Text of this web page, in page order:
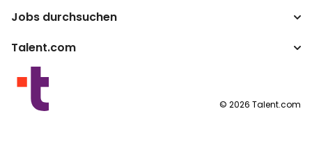
Lohnumrechner
Unternehmen
Jobs durchsuchen
Top-Suchanfragen
Nach Standort
By category
Talent.com
Mehr Länder
Nutzungsbedingungen
© 2026 Talent.com